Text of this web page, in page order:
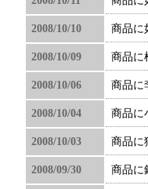
2008/10/10 商品に
2008/10/09 商品に
2008/10/06 商品に
2008/10/04 商品に
2008/10/03 商品に
2008/09/30 商品に